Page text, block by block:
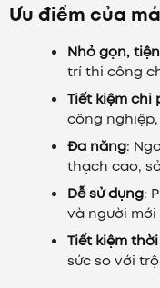
Ưu điểm của
Nhỏ gọn,
trí thi công
Tiết kiệm chi
công
Đa năng:
thạch cao,
Dễ sử dụng:
và người
Tiết kiệm
sức so với